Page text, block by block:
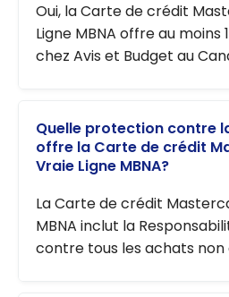
Oui, la Carte de crédit
Ligne MBNA offre au moins
chez Avis et Budget au
Quelle protection contre
offre la Carte de crédit
Vraie Ligne MBNA?
La Carte de crédit
MBNA inclut la
contre tous les achats non